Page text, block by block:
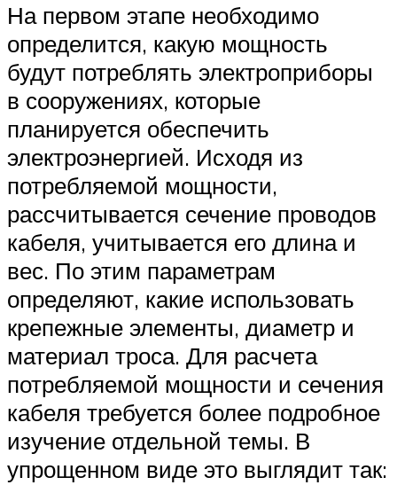
На первом этапе необходимо
определится, какую мощность
будут потреблять электроприборы
в сооружениях, которые
планируется обеспечить
электроэнергией. Исходя из
потребляемой мощности,
рассчитывается сечение проводов
кабеля, учитывается его длина и
вес. По этим параметрам
определяют, какие использовать
крепежные элементы, диаметр и
материал троса. Для расчета
потребляемой мощности и сечения
кабеля требуется более подробное
изучение отдельной темы. В
упрощенном виде это выглядит так: